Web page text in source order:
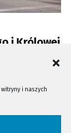
i naszych
i Królowej
zastrzeżone!